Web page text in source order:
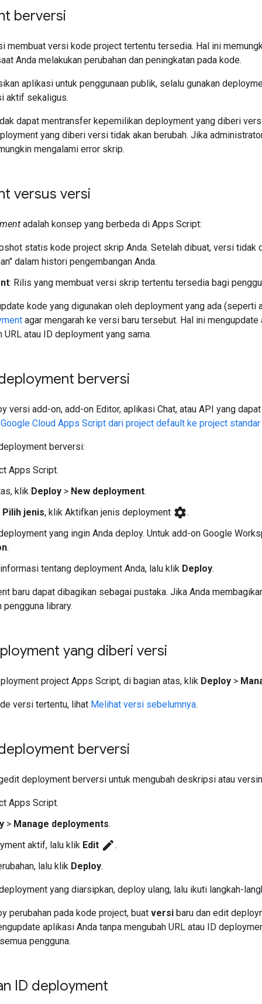
berversi
membuat versi kode project tertentu tersedia. Hal ini
Anda melakukan perubahan dan peningkatan pada kode.
aplikasi untuk penggunaan publik, selalu gunakan
aktif sekaligus.
dapat mentransfer kepemilikan deployment yang diberi
yang diberi versi tidak akan berubah. Jika
mengalami error skrip.
versus versi
adalah konsep yang berbeda di Apps Script:
statis kode project skrip Anda. Setelah dibuat, versi tidak
dalam histori pengembangan Anda.
: Rilis yang membuat versi skrip tertentu tersedia bagi
kode yang digunakan oleh deployment yang ada
agar mengarah ke versi baru tersebut. Hal ini
URL atau ID deployment yang sama.
berversi
versi add-on, add-on Editor, aplikasi Chat, atau API yang
Cloud Apps Script dari project default ke project standar
berversi:
Apps Script.
klik Deploy > New deployment.
Pilih jenis, klik Aktifkan jenis deployment settings.
yang ingin Anda deploy. Untuk add-on Google
.
tentang deployment Anda, lalu klik Deploy.
baru dapat dibagikan sebagai pustaka. Jika Anda
library.
yang diberi versi
project Apps Script, di bagian atas, klik Deploy >
versi tertentu, lihat Melihat versi sebelumnya.
berversi
deployment berversi untuk mengubah deskripsi atau
Apps Script.
> Manage deployments.
aktif, lalu klik Edit edit.
lalu klik Deploy.
yang diarsipkan, deploy ulang, lalu ikuti langkah-
perubahan pada kode project, buat versi baru dan edit
aplikasi Anda tanpa mengubah URL atau ID
pengguna.
ID deployment